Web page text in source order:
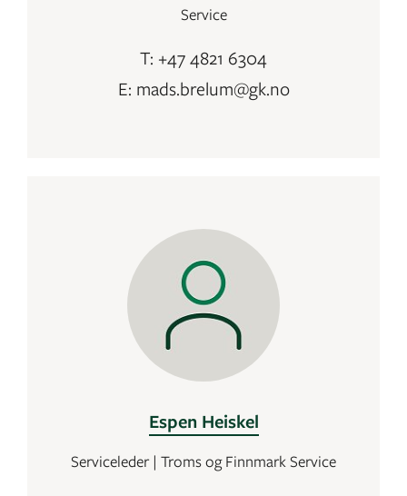
Service
T: +47 4821 6304
E: mads.brelum@gk.no
Espen Heiskel
Serviceleder | Troms og Finnmark Service